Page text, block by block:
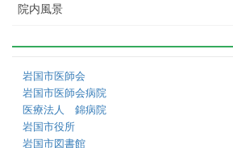
院内風景
岩国市医師会
岩国市医師会病院
医療法人 錦病院
岩国市役所
岩国市図書館